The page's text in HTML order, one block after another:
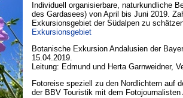
Individuell organisierbare, naturkundliche
des Gardasees) von April bis Juni 2019.
Exkursionsgebiet der Südalpen zu
Exkursionsgebiet
Botanische Exkursion Andalusien der
15.04.2019.
Leitung: Edmund und Herta Garnweidner,
Fotoreise speziell zu den Nordlichtern auf
der BBV Touristik mit dem Fotojournalisten